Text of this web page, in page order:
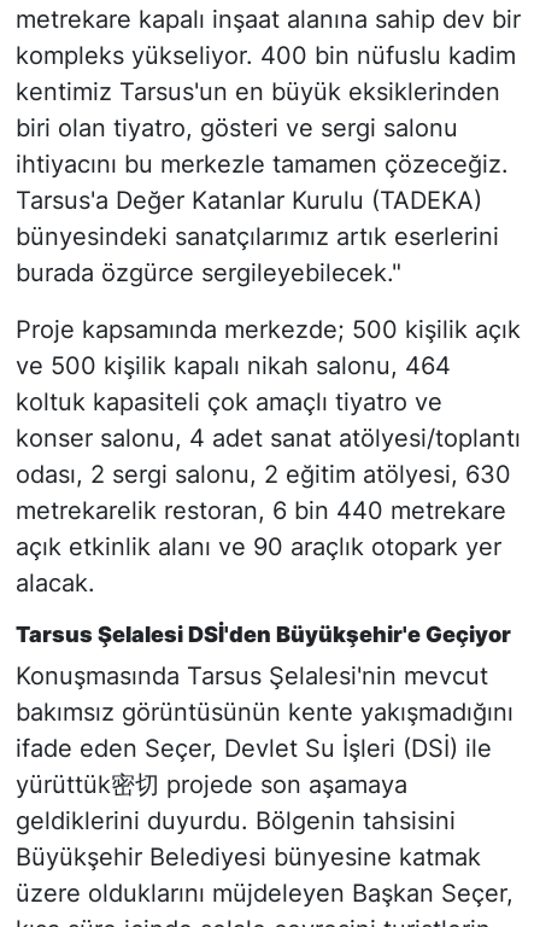
metrekare kapalı inşaat alanına sahip dev bir
kompleks yükseliyor. 400 bin nüfuslu kadim
kentimiz Tarsus'un en büyük eksiklerinden
biri olan tiyatro, gösteri ve sergi salonu
ihtiyacını bu merkezle tamamen çözeceğiz.
Tarsus'a Değer Katanlar Kurulu (TADEKA)
bünyesindeki sanatçılarımız artık eserlerini
burada özgürce sergileyebilecek."
Proje kapsamında merkezde; 500 kişilik açık
ve 500 kişilik kapalı nikah salonu, 464
koltuk kapasiteli çok amaçlı tiyatro ve
konser salonu, 4 adet sanat atölyesi/toplantı
odası, 2 sergi salonu, 2 eğitim atölyesi, 630
metrekarelik restoran, 6 bin 440 metrekare
açık etkinlik alanı ve 90 araçlık otopark yer
alacak.
Tarsus Şelalesi DSİ'den Büyükşehir'e Geçiyor
Konuşmasında Tarsus Şelalesi'nin mevcut
bakımsız görüntüsünün kente yakışmadığını
ifade eden Seçer, Devlet Su İşleri (DSİ) ile
yürüttük密切 projede son aşamaya
geldiklerini duyurdu. Bölgenin tahsisini
Büyükşehir Belediyesi bünyesine katmak
üzere olduklarını müjdeleyen Başkan Seçer,